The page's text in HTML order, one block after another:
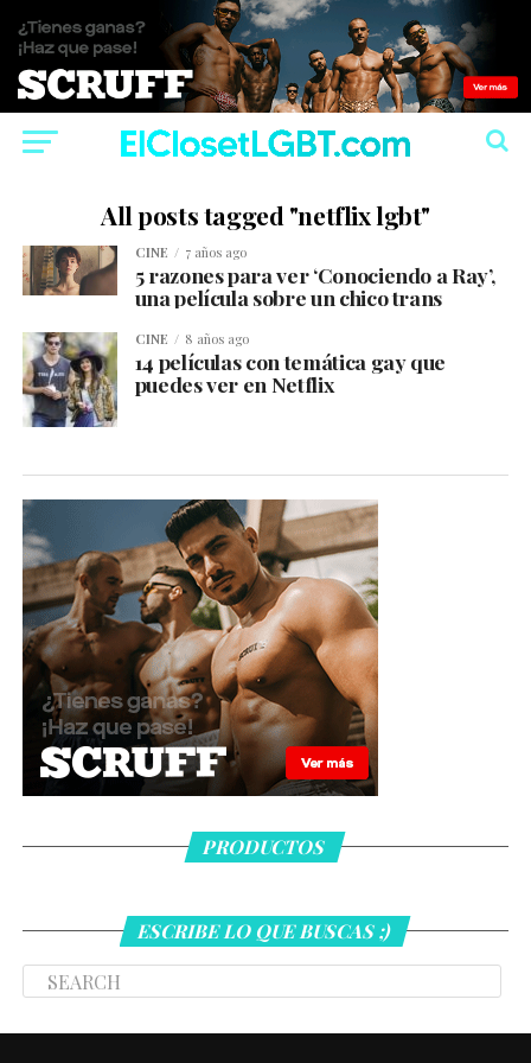
All posts tagged "netflix lgbt"
CINE 7 años ago
5 razones para ver ‘Conociendo a Ray’,
una película sobre un chico trans
CINE 8 años ago
14 películas con temática gay que
puedes ver en Netflix
PRODUCTOS
ESCRIBE LO QUE BUSCAS ;)